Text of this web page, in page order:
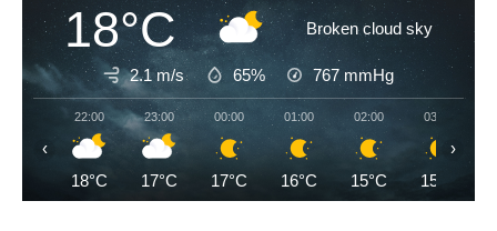
18°C Broken cloud sky
2.1 m/s 65% 767 mmHg
22:00
18°C
23:00
17°C
00:00
17°C
01:00
16°C
02:00
15°C
03:00
15°C
‹ ›